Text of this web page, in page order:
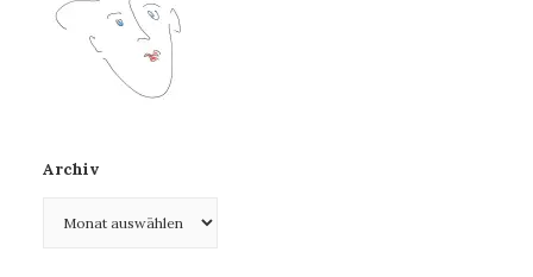
Archiv